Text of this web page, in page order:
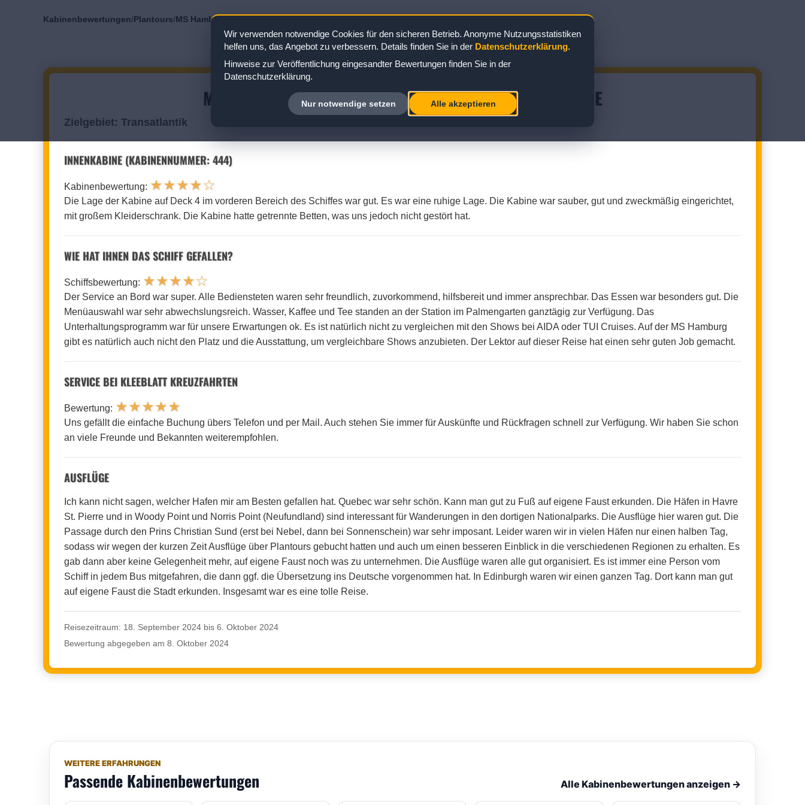
Kabinenbewertungen/Plantours/MS Hamburg
MS HAMBURG KABINE 444: BEWERTUNG ZUR INNENKABINE
Zielgebiet: Transatlantik
INNENKABINE (KABINENNUMMER: 444)
Kabinenbewertung: ★★★★☆
Die Lage der Kabine auf Deck 4 im vorderen Bereich des Schiffes war gut. Es war eine ruhige Lage. Die Kabine war sauber, gut und zweckmäßig eingerichtet,
mit großem Kleiderschrank. Die Kabine hatte getrennte Betten, was uns jedoch nicht gestört hat.
WIE HAT IHNEN DAS SCHIFF GEFALLEN?
Schiffsbewertung: ★★★★☆
Der Service an Bord war super. Alle Bediensteten waren sehr freundlich, zuvorkommend, hilfsbereit und immer ansprechbar. Das Essen war besonders gut. Die
Menüauswahl war sehr abwechslungsreich. Wasser, Kaffee und Tee standen an der Station im Palmengarten ganztägig zur Verfügung. Das
Unterhaltungsprogramm war für unsere Erwartungen ok. Es ist natürlich nicht zu vergleichen mit den Shows bei AIDA oder TUI Cruises. Auf der MS Hamburg
gibt es natürlich auch nicht den Platz und die Ausstattung, um vergleichbare Shows anzubieten. Der Lektor auf dieser Reise hat einen sehr guten Job gemacht.
SERVICE BEI KLEEBLATT KREUZFAHRTEN
Bewertung: ★★★★★
Uns gefällt die einfache Buchung übers Telefon und per Mail. Auch stehen Sie immer für Auskünfte und Rückfragen schnell zur Verfügung. Wir haben Sie schon
an viele Freunde und Bekannten weiterempfohlen.
AUSFLÜGE
Ich kann nicht sagen, welcher Hafen mir am Besten gefallen hat. Quebec war sehr schön. Kann man gut zu Fuß auf eigene Faust erkunden. Die Häfen in Havre
St. Pierre und in Woody Point und Norris Point (Neufundland) sind interessant für Wanderungen in den dortigen Nationalparks. Die Ausflüge hier waren gut. Die
Passage durch den Prins Christian Sund (erst bei Nebel, dann bei Sonnenschein) war sehr imposant. Leider waren wir in vielen Häfen nur einen halben Tag,
sodass wir wegen der kurzen Zeit Ausflüge über Plantours gebucht hatten und auch um einen besseren Einblick in die verschiedenen Regionen zu erhalten. Es
gab dann aber keine Gelegenheit mehr, auf eigene Faust noch was zu unternehmen. Die Ausflüge waren alle gut organisiert. Es ist immer eine Person vom
Schiff in jedem Bus mitgefahren, die dann ggf. die Übersetzung ins Deutsche vorgenommen hat. In Edinburgh waren wir einen ganzen Tag. Dort kann man gut
auf eigene Faust die Stadt erkunden. Insgesamt war es eine tolle Reise.
Reisezeitraum: 18. September 2024 bis 6. Oktober 2024
Bewertung abgegeben am 8. Oktober 2024
WEITERE ERFAHRUNGEN
Passende Kabinenbewertungen Alle Kabinenbewertungen anzeigen →
Wir verwenden notwendige Cookies für den sicheren Betrieb. Anonyme Nutzungsstatistiken
helfen uns, das Angebot zu verbessern. Details finden Sie in der Datenschutzerklärung.
Hinweise zur Veröffentlichung eingesandter Bewertungen finden Sie in der
Datenschutzerklärung.
Nur notwendige setzen Alle akzeptieren